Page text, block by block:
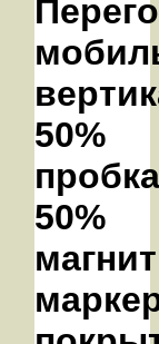
50%
50%